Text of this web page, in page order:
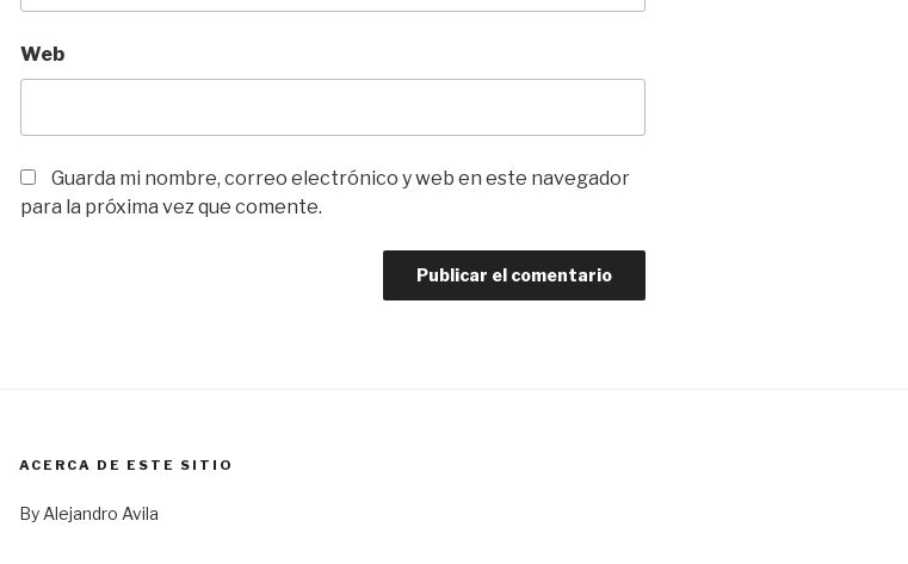
Web
Guarda mi nombre, correo electrónico y web en este navegador
para la próxima vez que comente.
ACERCA DE ESTE SITIO
By Alejandro Avila